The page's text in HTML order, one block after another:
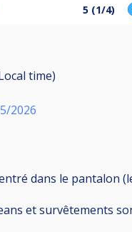
5 (1/4)
time)
2026
dans le pantalon
et survêtements